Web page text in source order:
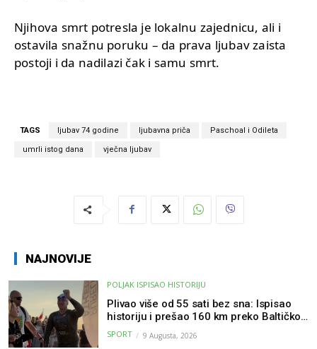
Njihova smrt potresla je lokalnu zajednicu, ali i
ostavila snažnu poruku – da prava ljubav zaista
postoji i da nadilazi čak i samu smrt.
TAGS ljubav 74 godine ljubavna priča Paschoal i Odileta
umrli istog dana vječna ljubav
NAJNOVIJE
POLJAK ISPISAO HISTORIJU
Plivao više od 55 sati bez sna: Ispisao
historiju i prešao 160 km preko Baltičkog
mora – a podvig posvetio djeci oboljeloj
od raka
SPORT 9 Augusta, 2026